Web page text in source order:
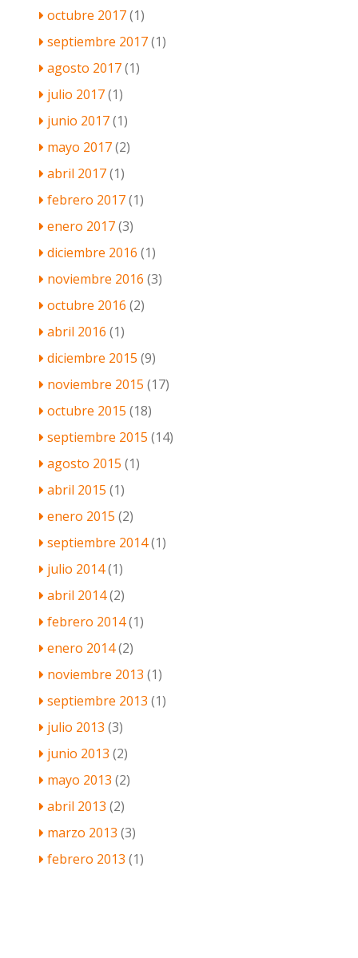
octubre 2017(1)
septiembre 2017(1)
agosto 2017(1)
julio 2017(1)
junio 2017(1)
mayo 2017(2)
abril 2017(1)
febrero 2017(1)
enero 2017(3)
diciembre 2016 (1)
noviembre 2016 (3)
octubre 2016 (2)
abril 2016 (1)
diciembre 2015 (9)
noviembre 2015 (17)
octubre 2015 (18)
septiembre 2015 (14)
agosto 2015 (1)
abril 2015 (1)
enero 2015 (2)
septiembre 2014(1)
julio 2014(1)
abril 2014(2)
febrero 2014(1)
enero 2014(2)
noviembre 2013 (1)
septiembre 2013 (1)
julio 2013 (3)
junio 2013 (2)
mayo 2013 (2)
abril 2013 (2)
marzo 2013 (3)
febrero 2013 (1)